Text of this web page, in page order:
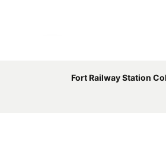
Fort Railway Station